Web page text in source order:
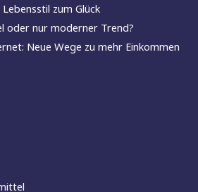
zum Glück
oder nur moderner Trend?
Neue Wege zu mehr Einkommen